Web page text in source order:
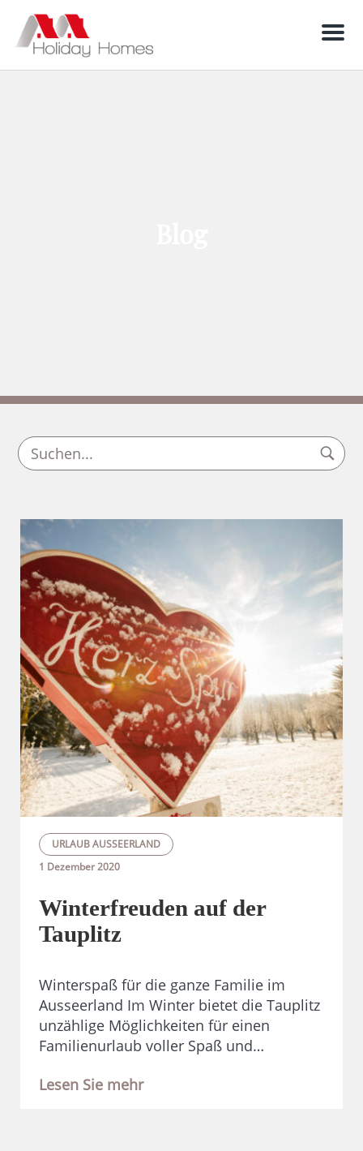
Menu
URLAUB AUSSEERLAND
1 Dezember 2020
Winterfreuden auf der
Tauplitz
Winterspaß für die ganze Familie im
Ausseerland Im Winter bietet die Tauplitz
unzählige Möglichkeiten für einen
Familienurlaub voller Spaß und…
Lesen Sie mehr